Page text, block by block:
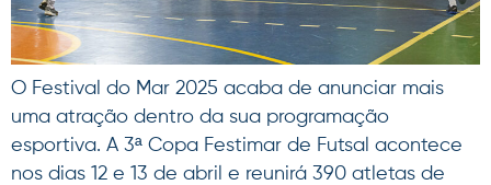
O Festival do Mar 2025 acaba de anunciar mais
uma atração dentro da sua programação
esportiva. A 3ª Copa Festimar de Futsal acontece
nos dias 12 e 13 de abril e reunirá 390 atletas de